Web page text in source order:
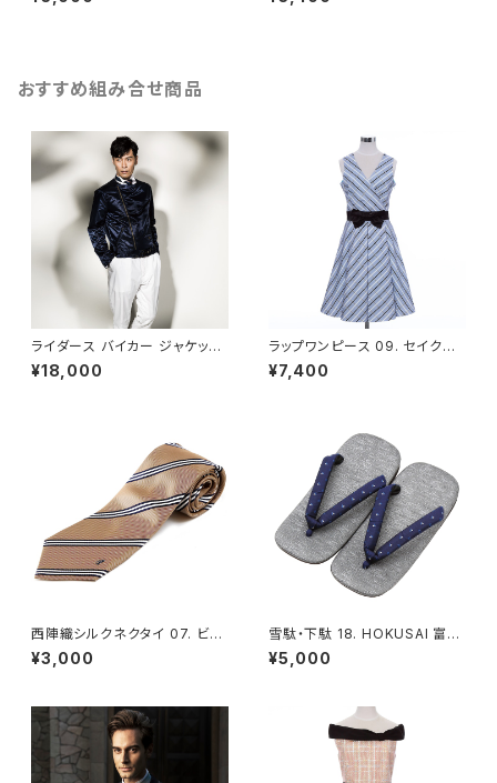
A Tokyo レンタル TUNA Tokyo レンタル
おすすめ組み合せ商品
ライダース バイカー ジャケット
メンズ L - FORTUNA Tokyo
レンタル
¥18,000
ラップワンピース 09. セイクレ
ッド レディース XS, Sサイズ - F
ORTUNA Tokyo レンタル
¥7,400
西陣織シルクネクタイ 07. ビー
ジェントル レジメンタルストライ
プ柄 - FORTUNA Tokyo レン
¥3,000
雪駄・下駄 18. HOKUSAI 富士
山・桜柄 メンズ フリーサイズ（L
L）- FORTUNA Tokyo レンタ
¥5,000